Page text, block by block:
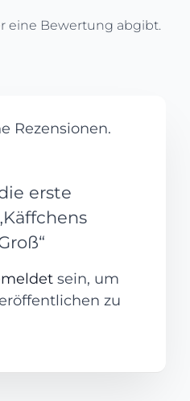
eine Bewertung abgibt.
Rezensionen.
erste
sein, um
zu